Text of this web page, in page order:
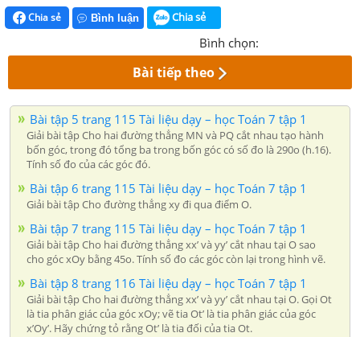
Chia sẻ Bình luận Chia sẻ
Bình chọn:
Bài tiếp theo
Bài tập 5 trang 115 Tài liệu dạy – học Toán 7 tập 1
Giải bài tập Cho hai đường thẳng MN và PQ cắt nhau tạo hành
bốn góc, trong đó tổng ba trong bốn góc có số đo là 290o (h.16).
Tính số đo của các góc đó.
Bài tập 6 trang 115 Tài liệu dạy – học Toán 7 tập 1
Giải bài tập Cho đường thẳng xy đi qua điểm O.
Bài tập 7 trang 115 Tài liệu dạy – học Toán 7 tập 1
Giải bài tập Cho hai đường thẳng xx’ và yy’ cắt nhau tại O sao
cho góc xOy bằng 45o. Tính số đo các góc còn lại trong hình vẽ.
Bài tập 8 trang 116 Tài liệu dạy – học Toán 7 tập 1
Giải bài tập Cho hai đường thẳng xx’ và yy’ cắt nhau tại O. Gọi Ot
là tia phân giác của góc xOy; vẽ tia Ot’ là tia phân giác của góc
x’Oy’. Hãy chứng tỏ rằng Ot’ là tia đối của tia Ot.